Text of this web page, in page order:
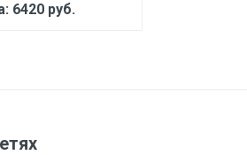
6420 руб.